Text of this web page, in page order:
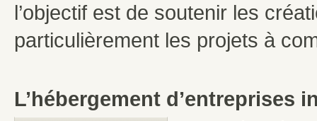
l’objectif est de soutenir les
particulièrement les projets à
L’hébergement d’entreprises